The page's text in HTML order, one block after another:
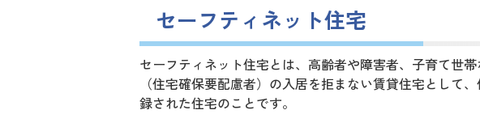
セーフティネット住宅
セーフティネット住宅とは、高齢者や障害者、子育て世
（住宅確保要配慮者）の入居を拒まない賃貸住宅として
録された住宅のことです。